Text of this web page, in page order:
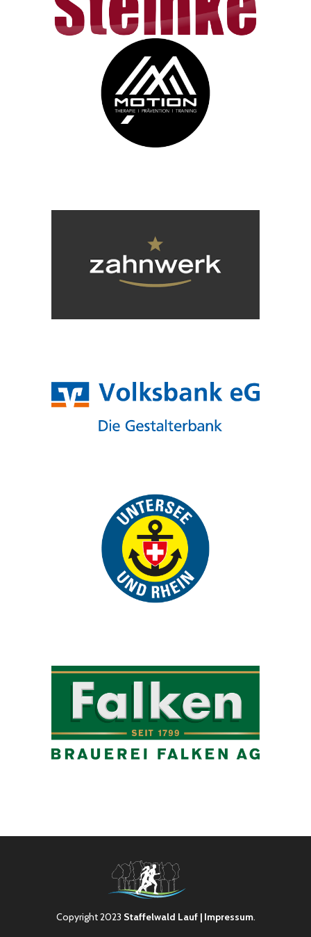
Copyright 2023 Staffelwald Lauf| Impressum.